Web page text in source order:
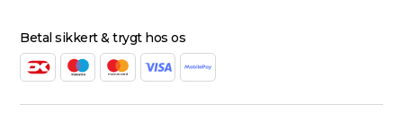
Betal sikkert & trygt hos os